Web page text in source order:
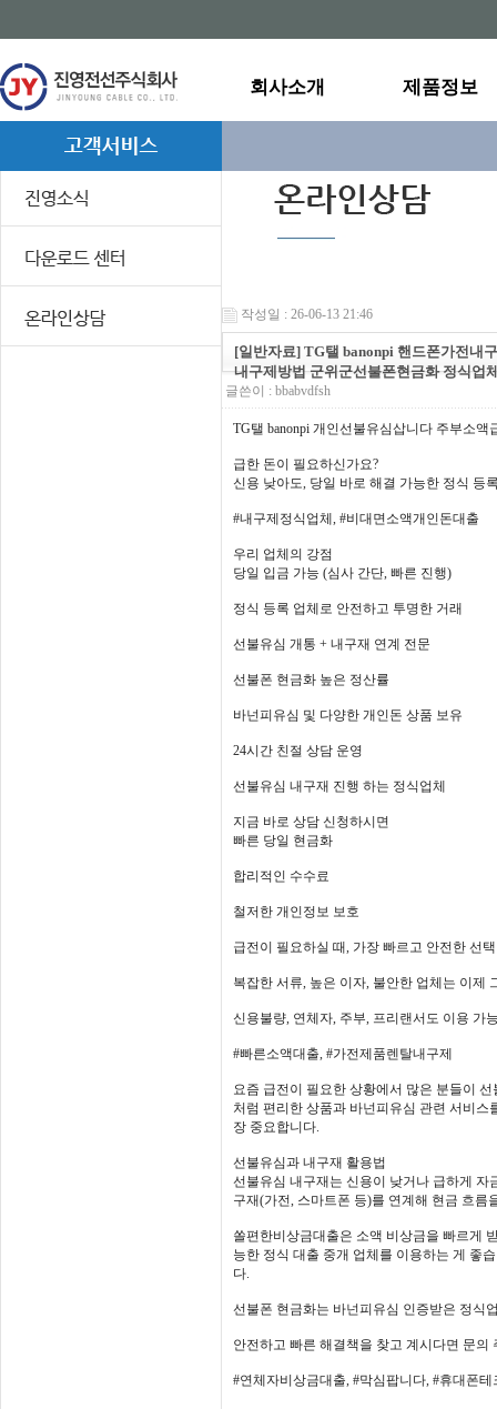
회사소개 제품정보
작성일 : 26-06-13 21:46
[일반자료] TG탤 banonpi 핸드폰가전내
내구제방법 군위군선불폰현금화 정식업
글쓴이 : bbabvdfsh
TG탤 banonpi 개인선불유심삽니다 주부소
급한 돈이 필요하신가요?
신용 낮아도, 당일 바로 해결 가능한 정식 등
#내구제정식업체, #비대면소액개인돈대출
우리 업체의 강점
당일 입금 가능 (심사 간단, 빠른 진행)
정식 등록 업체로 안전하고 투명한 거래
선불유심 개통 + 내구재 연계 전문
선불폰 현금화 높은 정산률
바넌피유심 및 다양한 개인돈 상품 보유
24시간 친절 상담 운영
선불유심 내구재 진행 하는 정식업체
지금 바로 상담 신청하시면
빠른 당일 현금화
합리적인 수수료
철저한 개인정보 보호
급전이 필요하실 때, 가장 빠르고 안전한 선택
복잡한 서류, 높은 이자, 불안한 업체는 이제
신용불량, 연체자, 주부, 프리랜서도 이용 가
#빠른소액대출, #가전제품렌탈내구제
요즘 급전이 필요한 상황에서 많은 분들이
처럼 편리한 상품과 바넌피유심 관련 서비
장 중요합니다.
선불유심과 내구재 활용법
선불유심 내구재는 신용이 낮거나 급하게
구재(가전, 스마트폰 등)를 연계해 현금 흐름
쏠편한비상금대출은 소액 비상금을 빠르게
능한 정식 대출 중개 업체를 이용하는 게 좋
다.
선불폰 현금화는 바넌피유심 인증받은 정식
안전하고 빠른 해결책을 찾고 계시다면 문
#연체자비상금대출, #막심팝니다, #휴대폰